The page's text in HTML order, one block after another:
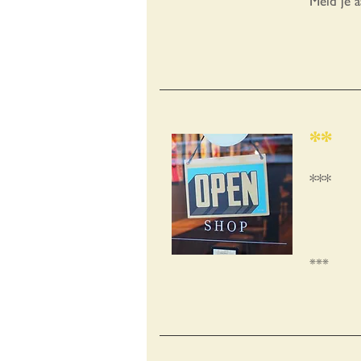
**
***
***